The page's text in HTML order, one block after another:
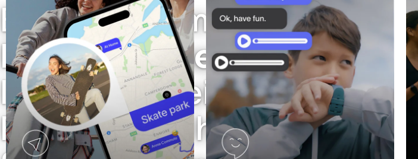
Eine Plattformfür
Familiensicherheit, die
Ihren Mitarbeitern
Freiheit und Ihnen